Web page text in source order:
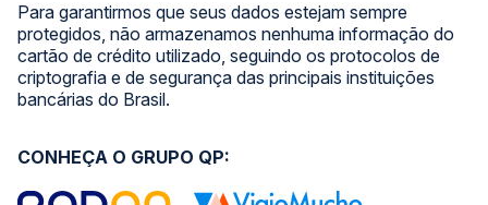
Para garantirmos que seus dados estejam sempre
protegidos, não armazenamos nenhuma informação do
cartão de crédito utilizado, seguindo os protocolos de
criptografia e de segurança das principais instituições
bancárias do Brasil.
CONHEÇA O GRUPO QP: